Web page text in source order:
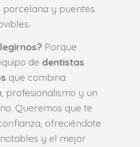
porcelana y puentes
Porque
de dentistas
que combina
profesionalismo y un
Queremos que te
ofreciéndote
y el mejor